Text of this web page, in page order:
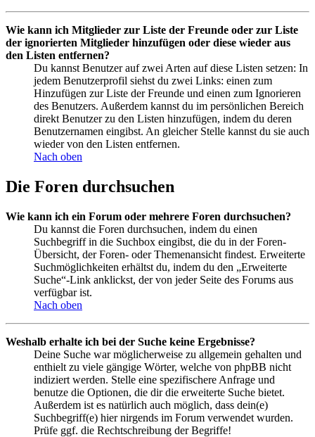
Wie kann ich Mitglieder zur Liste der Freunde oder zur Liste
der ignorierten Mitglieder hinzufügen oder diese wieder aus
den Listen entfernen?
Du kannst Benutzer auf zwei Arten auf diese Listen setzen: In
jedem Benutzerprofil siehst du zwei Links: einen zum
Hinzufügen zur Liste der Freunde und einen zum Ignorieren
des Benutzers. Außerdem kannst du im persönlichen Bereich
direkt Benutzer zu den Listen hinzufügen, indem du deren
Benutzernamen eingibst. An gleicher Stelle kannst du sie auch
wieder von den Listen entfernen.
Nach oben
Die Foren durchsuchen
Wie kann ich ein Forum oder mehrere Foren durchsuchen?
Du kannst die Foren durchsuchen, indem du einen
Suchbegriff in die Suchbox eingibst, die du in der Foren-
Übersicht, der Foren- oder Themenansicht findest. Erweiterte
Suchmöglichkeiten erhältst du, indem du den „Erweiterte
Suche“-Link anklickst, der von jeder Seite des Forums aus
verfügbar ist.
Nach oben
Weshalb erhalte ich bei der Suche keine Ergebnisse?
Deine Suche war möglicherweise zu allgemein gehalten und
enthielt zu viele gängige Wörter, welche von phpBB nicht
indiziert werden. Stelle eine spezifischere Anfrage und
benutze die Optionen, die dir die erweiterte Suche bietet.
Außerdem ist es natürlich auch möglich, dass dein(e)
Suchbegriff(e) hier nirgends im Forum verwendet wurden.
Prüfe ggf. die Rechtschreibung der Begriffe!